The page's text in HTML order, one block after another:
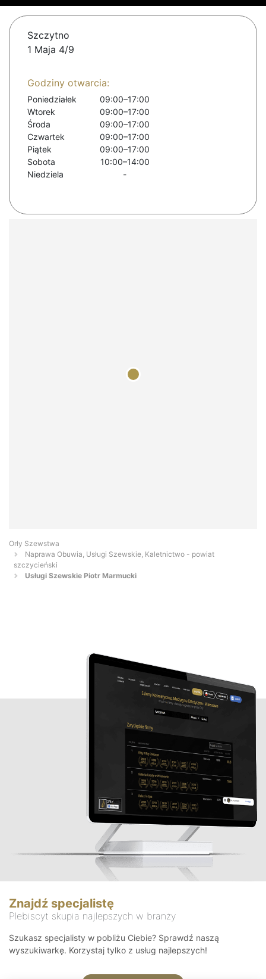
Szczytno
1 Maja 4/9
Godziny otwarcia:
Poniedziałek
09:00–17:00
Wtorek
09:00–17:00
Środa
09:00–17:00
Czwartek
09:00–17:00
Piątek
09:00–17:00
Sobota
10:00–14:00
Niedziela
-
Orły Szewstwa
Naprawa Obuwia, Usługi Szewskie, Kaletnictwo - powiat
szczycieński
Usługi Szewskie Piotr Marmucki
Znajdź specjalistę
Plebiscyt skupia najlepszych w branży
Szukasz specjalisty w pobliżu Ciebie? Sprawdź naszą
wyszukiwarkę. Korzystaj tylko z usług najlepszych!